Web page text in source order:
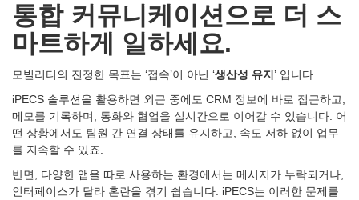
통합 커뮤니케이션으로 더 스
마트하게 일하세요.
모빌리티의 진정한 목표는 ‘접속’이 아닌 ‘생산성 유지 ’ 입니다.
iPECS 솔루션을 활용하면 외근 중에도 CRM 정보에 바로 접근하고,
메모를 기록하며, 통화와 협업을 실시간으로 이어갈 수 있습니다. 어
떤 상황에서도 팀원 간 연결 상태를 유지하고, 속도 저하 없이 업무
를 지속할 수 있죠.
반면, 다양한 앱을 따로 사용하는 환경에서는 메시지가 누락되거나,
인터페이스가 달라 혼란을 겪기 쉽습니다. iPECS는 이러한 문제를